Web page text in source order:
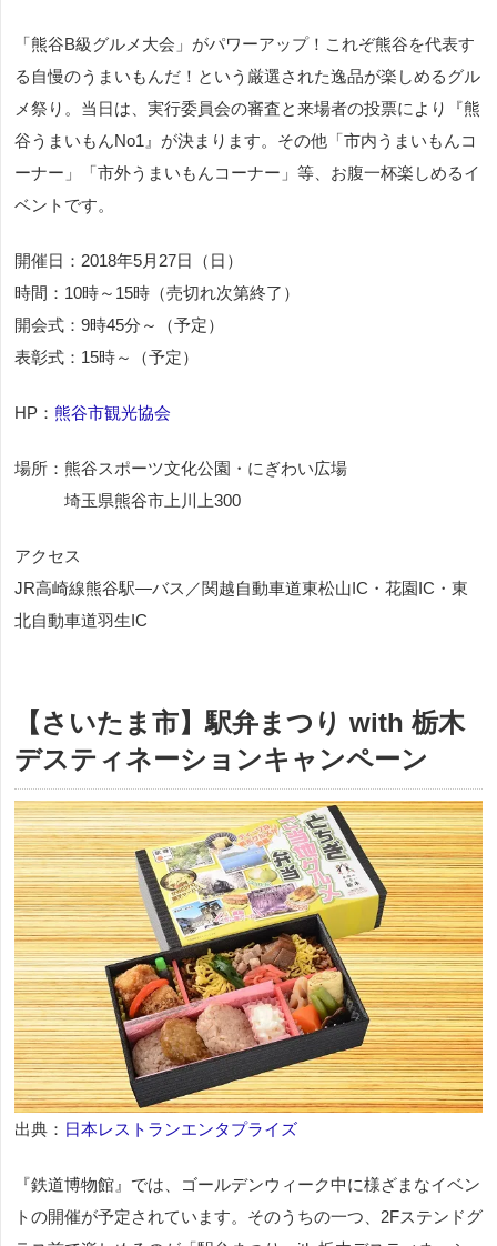
「熊谷B級グルメ大会」がパワーアップ！これぞ熊谷を代表す
る自慢のうまいもんだ！という厳選された逸品が楽しめるグル
メ祭り。当日は、実行委員会の審査と来場者の投票により『熊
谷うまいもんNo1』が決まります。その他「市内うまいもんコ
ーナー」「市外うまいもんコーナー」等、お腹一杯楽しめるイ
ベントです。
開催日：2018年5月27日（日）
時間：10時～15時（売切れ次第終了）
開会式：9時45分～（予定）
表彰式：15時～（予定）
HP： 熊谷市観光協会
場所：熊谷スポーツ文化公園・にぎわい広場
埼玉県熊谷市上川上300
アクセス
JR高崎線熊谷駅―バス／関越自動車道東松山IC・花園IC・東
北自動車道羽生IC
【さいたま市】駅弁まつり with 栃木
デスティネーションキャンペーン
出典： 日本レストランエンタプライズ
『鉄道博物館』では、ゴールデンウィーク中に様ざまなイベン
トの開催が予定されています。そのうちの一つ、2Fステンドグ